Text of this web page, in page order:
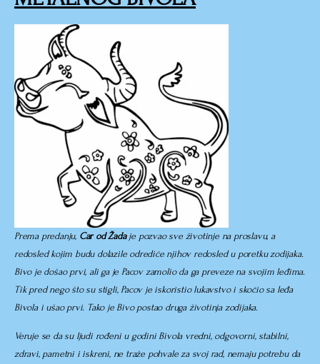
Prema predanju, Car od Žadaje pozvao sve životinje na proslavu, a
redosled kojim budu dolazile odrediće njihov redosled u poretku zodijaka.
Bivo je došao prvi, ali ga je Pacov zamolio da ga preveze na svojim leđima.
Tik pred nego što su stigli, Pacov je iskoristio lukavstvo i skočio sa leđa
Bivola i ušao prvi. Tako je Bivo postao druga životinja zodijaka.
Veruje se da su ljudi rođeni u godini Bivola vredni, odgovorni, stabilni,
zdravi, pametni i iskreni, ne traže pohvale za svoj rad, nemaju potrebu da